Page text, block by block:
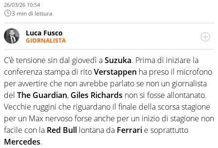
26/03/26 10:54
3 min di lettura
Luca Fusco
GIORNALISTA
Giornalista multimediale. Quando si accendono i motori,
lui sgasa, impenna, derapa. E spesso e volentieri finisce
sul podio
C’è tensione sin dal giovedì aSuzuka. Prima di iniziare la
conferenza stampa di ritoVerstappen ha preso il microfono
per avvertire che non avrebbe parlato se non un giornalista
del The Guardian, Giles Richards non si fosse allontanato.
Vecchie ruggini che riguardano il finale della scorsa stagione
per un Max nervoso forse anche per un inizio di stagione non
facile con la Red Bull lontana da Ferrari e soprattutto
Mercedes.